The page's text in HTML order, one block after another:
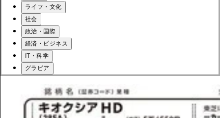
ライフ・文化
社会
政治・国際
経済・ビジネス
IT・科学
グラビア